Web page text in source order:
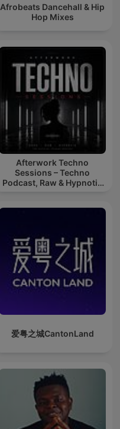
Afrobeats Dancehall & Hip
Hop Mixes
Afterwork Techno
Sessions – Techno
Podcast, Raw & Hypnotic
爱粤之城CantonLand